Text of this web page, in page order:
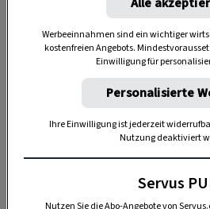
schon ein Stressfaktor, aber
der geilste Job der Welt. Es
nichts, wenn jeden Tag
Werbeeinnahmen sind ein wichtiger
kostenfreien Angebots.
Einwilligung für
Personalisierte
Ihre Einwilligung ist jederzeit
Nutzung deaktiviert
Servus